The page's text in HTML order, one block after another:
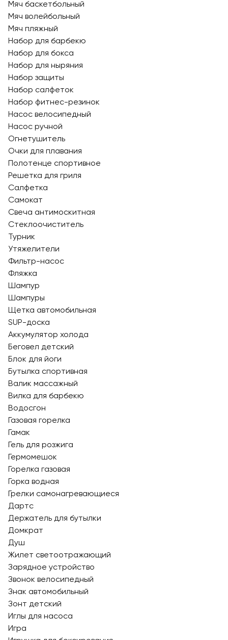
Мяч баскетбольный
Мяч волейбольный
Мяч пляжный
Набор для барбекю
Набор для бокса
Набор для ныряния
Набор защиты
Набор салфеток
Набор фитнес-резинок
Насос велосипедный
Насос ручной
Огнетушитель
Очки для плавания
Полотенце спортивное
Решетка для гриля
Салфетка
Самокат
Свеча антимоскитная
Стеклоочиститель
Турник
Утяжелители
Фильтр-насос
Фляжка
Шампур
Шампуры
Щетка автомобильная
SUP-доска
Аккумулятор холода
Беговел детский
Блок для йоги
Бутылка спортивная
Валик массажный
Вилка для барбекю
Водосгон
Газовая горелка
Гамак
Гель для розжига
Гермомешок
Горелка газовая
Горка водная
Грелки самонагревающиеся
Дартс
Держатель для бутылки
Домкрат
Душ
Жилет светоотражающий
Зарядное устройство
Звонок велосипедный
Знак автомобильный
Зонт детский
Иглы для насоса
Игра